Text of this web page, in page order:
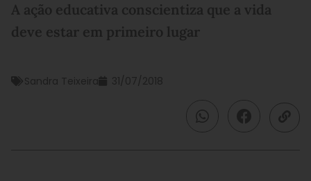
A ação educativa conscientiza que a vida
deve estar em primeiro lugar
Sandra Teixeira 31/07/2018